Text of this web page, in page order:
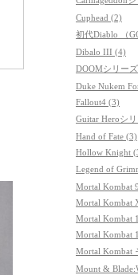
Cuphead (2)
初代Diablo （
Dibalo III (4)
DOOMシリー
Duke Nukem
Fallout4 (3)
Guitar Heroシ
Hand of Fate (3)
Hollow Knight
Legend of
Mortal Kombat
Mortal Kombat
Mortal Kombat
Mortal Kombat
Mortal Kombat
Mount &